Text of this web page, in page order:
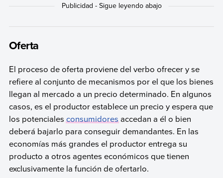
Oferta
El proceso de oferta proviene del verbo ofrecer y se
refiere al conjunto de mecanismos por el que los bienes
llegan al mercado a un precio determinado. En algunos
casos, es el productor establece un precio y espera que
los potencialesconsumidoresaccedan a él o bien
deberá bajarlo para conseguir demandantes. En las
economías más grandes el productor entrega su
producto a otros agentes económicos que tienen
exclusivamente la función de ofertarlo.